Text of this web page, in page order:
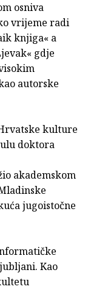
osniva
vrijeme radi
knjiga« a
gdje
autorske
kulture
doktora
akademskom
jugoistočne
Kao